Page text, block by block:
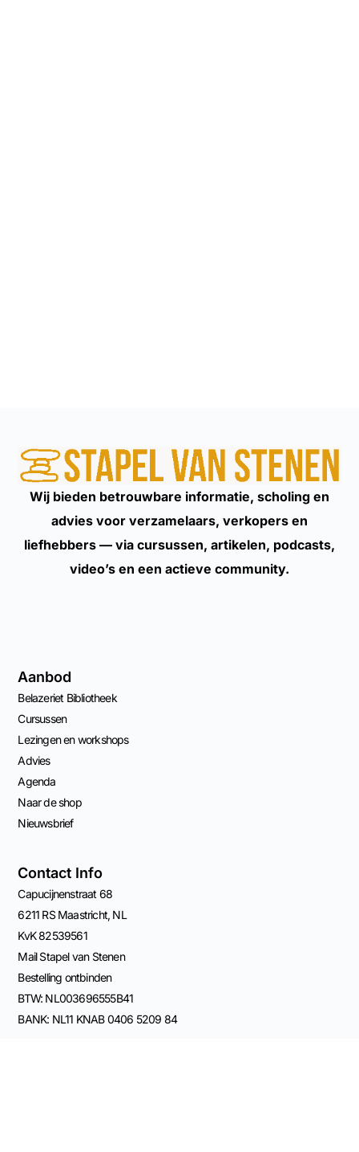
Wij bieden betrouwbare informatie, scholing en
advies voor verzamelaars, verkopers en
liefhebbers — via cursussen, artikelen, podcasts,
video’s en een actieve community.
Aanbod
Belazeriet Bibliotheek
Cursussen
Lezingen en workshops
Advies
Agenda
Naar de shop
Nieuwsbrief
Contact Info
Capucijnenstraat 68
6211 RS Maastricht, NL
KvK 82539561
Mail Stapel van Stenen
Bestelling ontbinden
BTW: NL003696555B41
BANK: NL11 KNAB 0406 5209 84